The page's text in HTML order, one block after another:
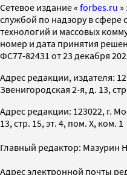
Cетевое издание « forbes.ru
службой по надзору в
технологий и массовых
номер и дата принятия
ФС77-82431 от 23 декабря
Адрес редакции, издателя:
Звенигородская 2-я, д. 13,
Адрес редакции: 123022, г.
13, стр. 15, эт. 4, пом. X, ком. 1
Главный редактор: Мазурин
Адрес электронной почты